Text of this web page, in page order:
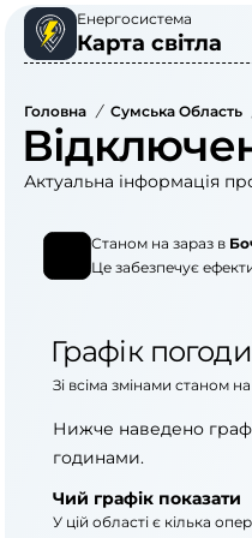
Енергосистема
Карта світла
Головна / Сумська Область
Актуальна інформація
Станом на зараз в
Це забезпечує
Графік
Зі всіма змінами станом на
Нижче наведено
годинами.
Чий графік показати
У цій області є кілька